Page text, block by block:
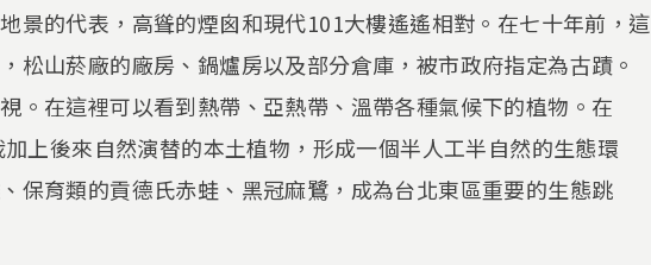
景的代表，高聳的煙囪和現代101大樓遙遙相對。在七十年前，這
松山菸廠的廠房、鍋爐房以及部分倉庫，被市政府指定為古蹟。
。在這裡可以看到熱帶、亞熱帶、溫帶各種氣候下的植物。在
上後來自然演替的本土植物，形成一個半人工半自然的生態環
保育類的貢德氏赤蛙、黑冠麻鷺，成為台北東區重要的生態跳